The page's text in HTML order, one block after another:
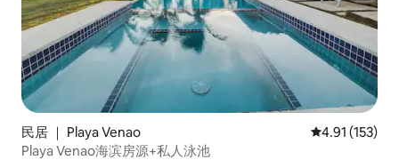
民居 ｜ Playa Venao 平均评分 4.91
4.91 (153)
Playa Venao海滨房源+私人泳池